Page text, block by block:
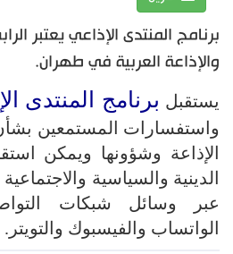
برنامج المنتدى الإذاعي يعتبر
والإذاعة العربية في طهران.
يستقبل برنامج المنتدى
واستفسارات المستمعين
الإذاعة وشؤونها ويمكن
الدينية والسياسية
عبر وسائل شبكات
الواتساب والفيسبوك والتويتر.